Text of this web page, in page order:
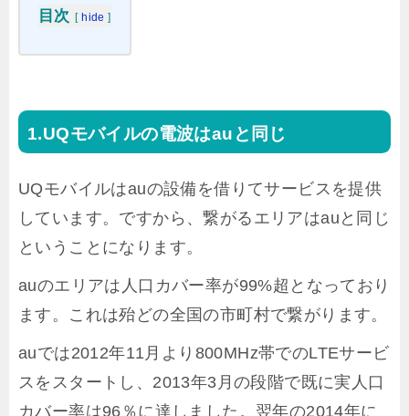
目次 [ hide ]
UQモバイルの電波はauと同じ
UQモバイルはauの設備を借りてサービスを提供
しています。ですから、繋がるエリアはauと同じ
ということになります。
auのエリアは人口カバー率が99%超となっており
ます。これは殆どの全国の市町村で繋がります。
auでは2012年11月より800MHz帯でのLTEサービ
スをスタートし、2013年3月の段階で既に実人口
カバー率は96％に達しました。翌年の2014年に